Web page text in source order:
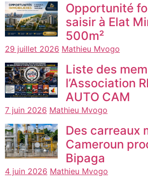
Opportunité
saisir à Elat
500m²
29 juillet 2026 Mathieu Mvogo
Liste des
l’Association
AUTO CAM
7 juin 2026 Mathieu Mvogo
Des carreaux
Cameroun
Bipaga
4 juin 2026 Mathieu Mvogo